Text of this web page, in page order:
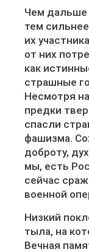
Чем дальше
тем
их
от них
как
страшные
Несмотря
предки
спасли
фашизма.
доброту,
мы, есть
сейчас
военной
Низкий
тыла, на
Вечная